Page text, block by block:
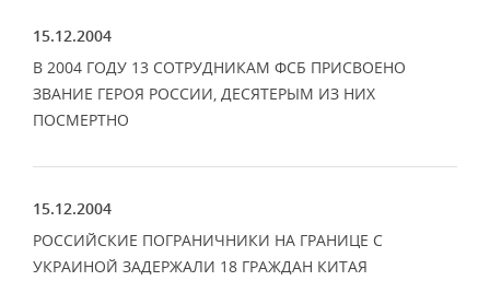
15.12.2004
В 2004 ГОДУ 13 СОТРУДНИКАМ ФСБ ПРИСВОЕНО
ЗВАНИЕ ГЕРОЯ РОССИИ, ДЕСЯТЕРЫМ ИЗ НИХ
ПОСМЕРТНО
15.12.2004
РОССИЙСКИЕ ПОГРАНИЧНИКИ НА ГРАНИЦЕ С
УКРАИНОЙ ЗАДЕРЖАЛИ 18 ГРАЖДАН КИТАЯ